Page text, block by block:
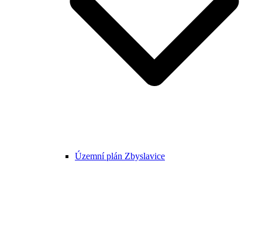
Územní plán Zbyslavice